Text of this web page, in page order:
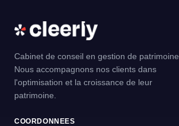
Cabinet de conseil en gestion de patrimoine.
Nous accompagnons nos clients dans
l'optimisation et la croissance de leur
patrimoine.
COORDONNEES